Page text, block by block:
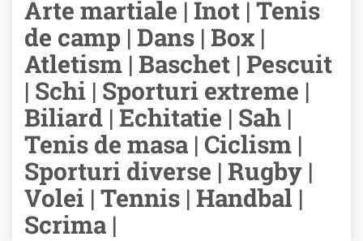
Arte martiale | Inot | Tenis
de camp | Dans | Box |
Atletism | Baschet | Pescuit
| Schi | Sporturi extreme |
Biliard | Echitatie | Sah |
Tenis de masa | Ciclism |
Sporturi diverse | Rugby |
Volei | Tennis | Handbal |
Scrima |